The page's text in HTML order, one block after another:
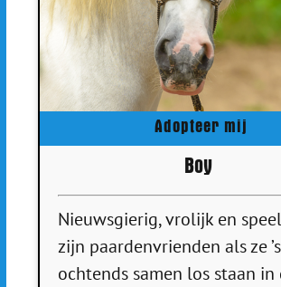
Adopteer mij
Boy
Nieuwsgierig, vrolijk en
zijn paardenvrienden als ze ’s
ochtends samen los staan in